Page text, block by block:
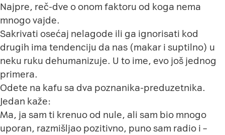
Najpre, reč-dve o onom faktoru od koga nema
mnogo vajde.
Sakrivati osećaj nelagode ili ga ignorisati kod
drugih ima tendenciju da nas (makar i suptilno) u
neku ruku dehumanizuje. U to ime, evo još jednog
primera.
Odete na kafu sa dva poznanika-preduzetnika.
Jedan kaže:
Ma, ja sam ti krenuo od nule, ali sam bio mnogo
uporan, razmišljao pozitivno, puno sam radio i –